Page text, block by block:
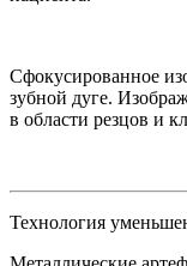
Сфокусированное
зубной дуге.
в области резцов и
Технология